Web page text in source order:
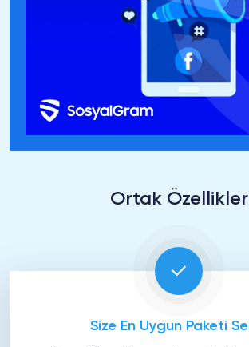
Ortak Özellikler
Size En Uygun Paketi